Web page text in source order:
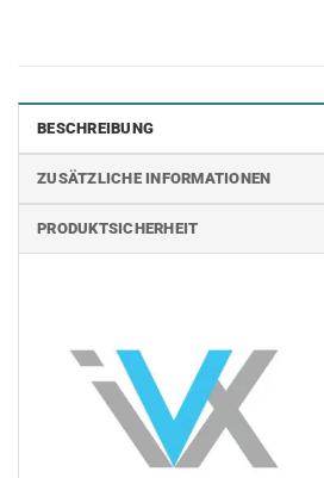
BESCHREIBUNG
ZUSÄTZLICHE INFORMATIONEN
PRODUKTSICHERHEIT